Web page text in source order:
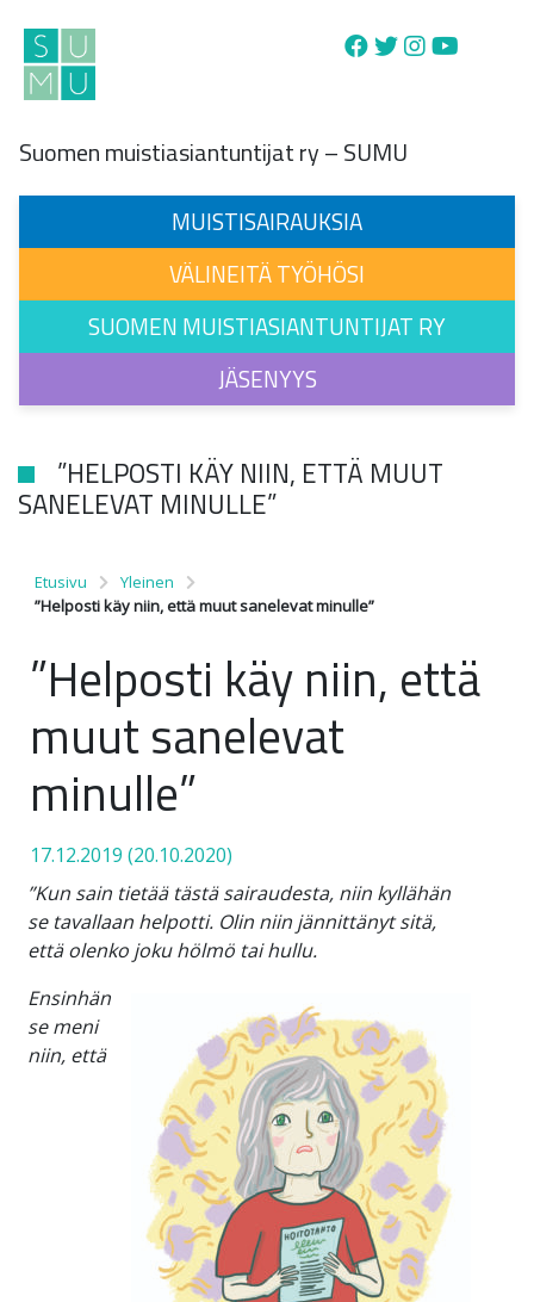
Main Navigation
Suomen muistiasiantuntijat ry – SUMU
MUISTISAIRAUKSIA
VÄLINEITÄ TYÖHÖSI
SUOMEN MUISTIASIANTUNTIJAT RY
JÄSENYYS
”HELPOSTI KÄY NIIN, ETTÄ MUUT
SANELEVAT MINULLE”
Etusivu
Yleinen
”Helposti käy niin, että muut sanelevat minulle”
”Helposti käy niin, että
muut sanelevat
minulle”
17.12.2019 (20.10.2020)
”Kun sain tietää tästä sairaudesta, niin kyllähän
se tavallaan helpotti. Olin niin jännittänytsitä,
että olenko joku hölmö tai hullu.
Ensinhän
se meni
niin, että